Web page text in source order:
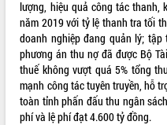
và tặng quà người dân xã Cư Pui
Hội nghị UBND tỉnh Đắk Lắk thường kỳ
tháng 7/2026
Lễ truy tặng danh hiệu “Bà Mẹ Việt
Nam Anh hùng” và trao Huân chương
Lao động
UBND tỉnh Đắk Lắk triển khai nhiệm
ALBUM ẢNH
lượng, hiệu quả công tác thanh,
năm 2019 với tỷ lệ thanh tra tối
doanh nghiệp đang quản lý;
phương án thu nợ đã được Bộ
thuế không vượt quá 5% tổng
mạnh công tác tuyên truyền, hỗ
toàn tỉnh phấn đấu thu ngân
phí và lệ phí đạt 4.600 tỷ đồng.